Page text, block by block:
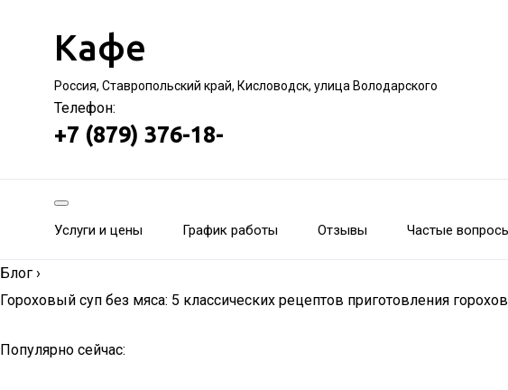
Кафе
Россия, Ставропольский край, Кисловодск, улица Володарского
Телефон:
+7 (879) 376-18-
Услуги и цены График работы Отзывы Частые
Блог ›
Гороховый суп без мяса: 5 классических рецептов приготовления
Популярно сейчас: